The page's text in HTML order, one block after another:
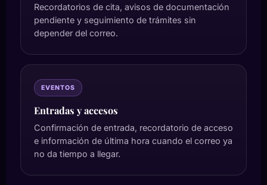
Recordatorios de cita, avisos de documentación
pendiente y seguimiento de trámites sin
depender del correo.
EVENTOS
Entradas y accesos
Confirmación de entrada, recordatorio de acceso
e información de última hora cuando el correo ya
no da tiempo a llegar.